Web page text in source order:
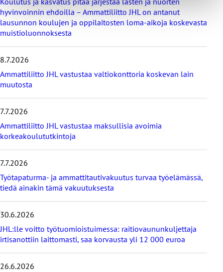
a
v
i
i
i
s
i
ä
t
u
t
i
s
e
t
hyvinvoinnin ehdoilla – Ammattiliitto JHL on antanut
lausunnon koulujen ja oppilaitosten loma-aikoja koskevasta
muistioluonnoksesta
8.7.2026
Ammattiliitto JHL vastustaa valtiokonttoria koskevan lain
muutosta
7.7.2026
Ammattiliitto JHL vastustaa maksullisia avoimia
korkeakoulututkintoja
7.7.2026
Työtapaturma- ja ammattitautivakuutus turvaa työelämässä,
tiedä ainakin tämä vakuutuksesta
30.6.2026
JHL:lle voitto työtuomioistuimessa: raitiovaununkuljettaja
irtisanottiin laittomasti, saa korvausta yli 12 000 euroa
26.6.2026